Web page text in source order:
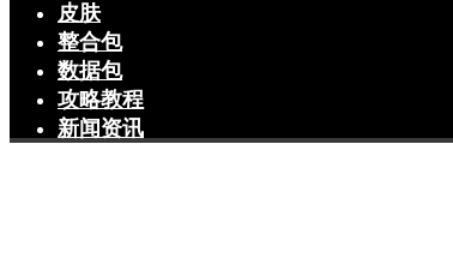
皮肤
整合包
数据包
攻略教程
新闻资讯